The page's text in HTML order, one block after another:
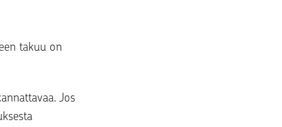
takuu on
Jos